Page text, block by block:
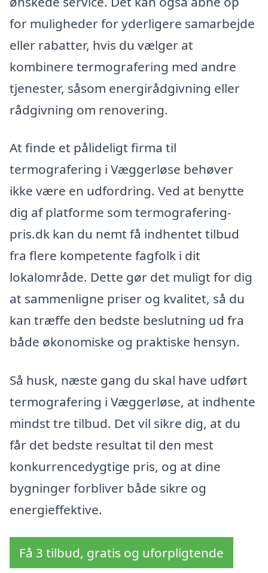
for muligheder for yderligere samarbejde
eller rabatter, hvis du vælger at
kombinere termografering med andre
tjenester, såsom energirådgivning eller
rådgivning om renovering.
At finde et pålideligt firma til
termografering i Væggerløse behøver
ikke være en udfordring. Ved at benytte
dig af platforme som termografering-
pris.dk kan du nemt få indhentet tilbud
fra flere kompetente fagfolk i dit
lokalområde. Dette gør det muligt for dig
at sammenligne priser og kvalitet, så du
kan træffe den bedste beslutning ud fra
både økonomiske og praktiske hensyn.
Så husk, næste gang du skal have udført
termografering i Væggerløse, at indhente
mindst tre tilbud. Det vil sikre dig, at du
får det bedste resultat til den mest
konkurrencedygtige pris, og at dine
bygninger forbliver både sikre og
energieffektive.
Få 3 tilbud, gratis og uforpligtende